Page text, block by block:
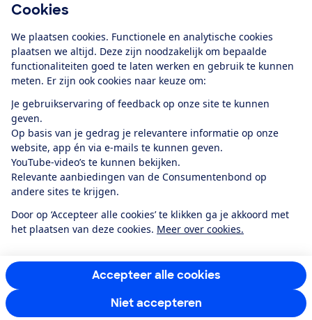
Cookies
We plaatsen cookies. Functionele en analytische cookies
plaatsen we altijd. Deze zijn noodzakelijk om bepaalde
functionaliteiten goed te laten werken en gebruik te kunnen
meten. Er zijn ook cookies naar keuze om:
Je gebruikservaring of feedback op onze site te kunnen
geven.
Op basis van je gedrag je relevantere informatie op onze
website, app én via e-mails te kunnen geven.
YouTube-video’s te kunnen bekijken.
Relevante aanbiedingen van de Consumentenbond op
andere sites te krijgen.
Door op ‘Accepteer alle cookies’ te klikken ga je akkoord met
het plaatsen van deze cookies. Meer over cookies.
Accepteer alle cookies
Niet accepteren
Alles over de
app
Algemene Voorwaarden
Privacyverklaring
Cookiebeleid
Privacyvoorkeuren
Toegankelijkheid
RSS-feed nieuws
Facebook
TwitterInstagram
YoutubeLinkedIn
12.901consumentenbeoordelen de Consumentenbondmet gemiddeld